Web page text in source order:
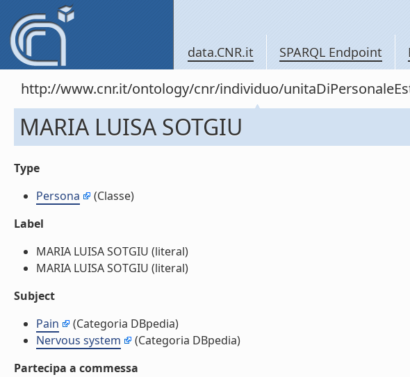
data.CNR.it SPARQL Endpoint
http://www.cnr.it/ontology/cnr/individuo/
MARIA LUISA SOTGIU
Type
Persona
(Classe)
Label
MARIA LUISA SOTGIU (literal)
MARIA LUISA SOTGIU (literal)
Subject
Pain
(Categoria DBpedia)
Nervous system
(Categoria DBpedia)
Partecipa a commessa